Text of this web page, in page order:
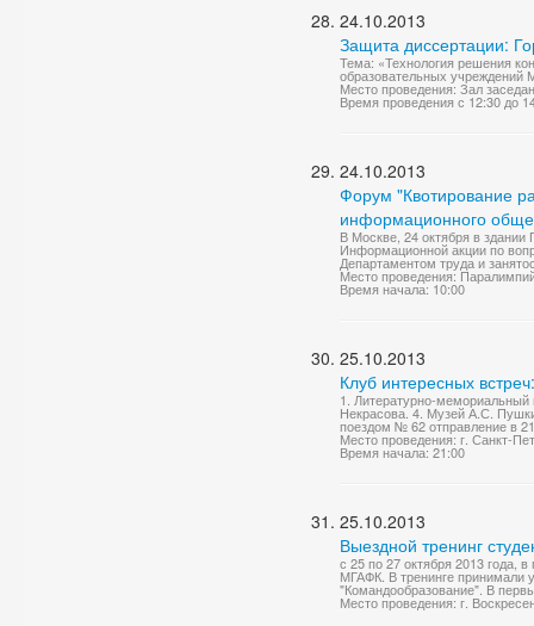
24.10.2013
Защита диссертации:
Тема: «Технология решения
образовательных
Место проведения: Зал
Время проведения с 12:30 до
24.10.2013
Форум "Квотирование
информационного
В Москве, 24 октября в
Информационной акции по
Департаментом труда и
Место проведения:
Время начала: 10:00
25.10.2013
Клуб интересных
1. Литературно-
Некрасова. 4. Музей А.С.
поездом № 62 отправление в
Место проведения: г. Санкт-
Время начала: 21:00
25.10.2013
Выездной тренинг
с 25 по 27 октября 2013 года,
МГАФК. В тренинге принимали
"Командообразование". В
Место проведения: г.